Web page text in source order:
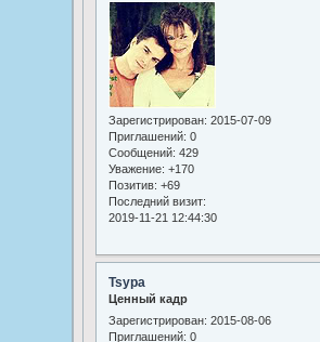
Зарегистрирован: 2015-07-09
Приглашений: 0
Сообщений: 429
Уважение: +170
Позитив: +69
Последний визит:
2019-11-21 12:44:30
Tsypa
Ценный кадр
Зарегистрирован: 2015-08-06
Приглашений: 0